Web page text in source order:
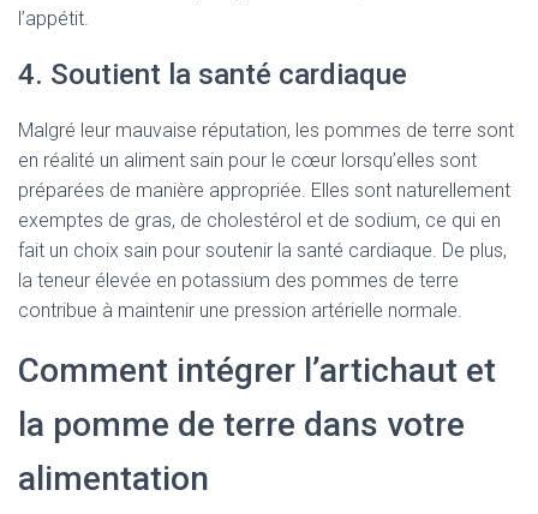
l’appétit.
4. Soutient la santé cardiaque
Malgré leur mauvaise réputation, les pommes de terre sont
en réalité un aliment sain pour le cœur lorsqu’elles sont
préparées de manière appropriée. Elles sont naturellement
exemptes de gras, de cholestérol et de sodium, ce qui en
fait un choix sain pour soutenir la santé cardiaque. De plus,
la teneur élevée en potassium des pommes de terre
contribue à maintenir une pression artérielle normale.
Comment intégrer l’artichaut et
la pomme de terre dans votre
alimentation